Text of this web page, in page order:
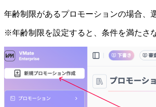
年齢制限があるプロモーションの場合、
※年齢制限を設定すると、条件を満たさ